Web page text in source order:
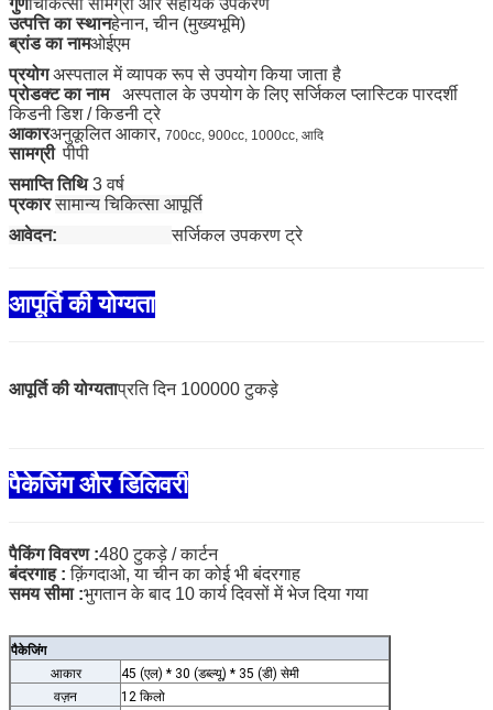
उत्पत्ति का स्थानहेनान, चीन (मुख्यभूमि)
ब्रांड का नामओईएम
प्रयोगअस्पताल में व्यापक रूप से उपयोग किया जाता है
प्रोडक्ट का नाम
अस्पताल के उपयोग के लिए सर्जिकल प्लास्टिक पारदर्शी
किडनी डिश / किडनी ट्रे
आकारअनुकूलित आकार, 700cc, 900cc, 1000cc, आदि
सामग्री पीपी
समाप्ति तिथि3 वर्ष
प्रकार सामान्य चिकित्सा आपूर्ति
आवेदन:
सर्जिकल उपकरण ट्रे
आपूर्ति की योग्यता
आपूर्ति की योग्यताप्रति दिन 100000 टुकड़े
पैकेजिंग और डिलिवरी
पैकिंग विवरण :480 टुकड़े / कार्टन
बंदरगाह :क़िंगदाओ, या चीन का कोई भी बंदरगाह
समय सीमा :भुगतान के बाद 10 कार्य दिवसों में भेज दिया गया
पैकेजिंग
आकार
45 (एल) * 30 (डब्ल्यू) * 35 (डी) सेमी
वज़न
12 किलो